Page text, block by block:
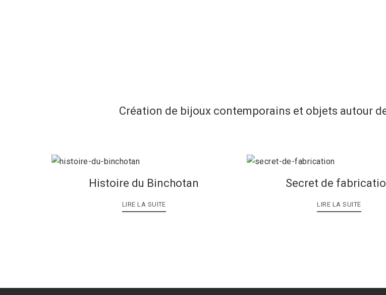
Création de bijoux contemporains et objets autour
Histoire du Binchotan
LIRE LA SUITE
Secret de
LIRE LA SUITE